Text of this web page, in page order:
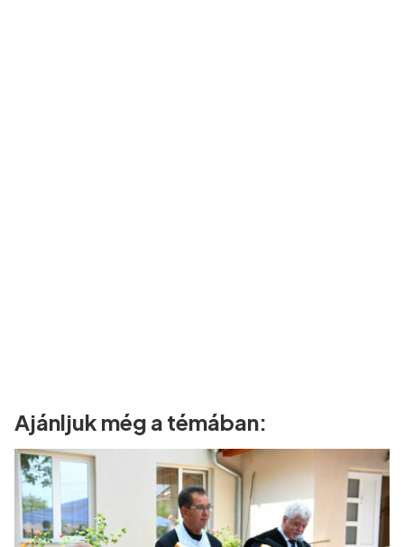
Ajánljuk még a témában: